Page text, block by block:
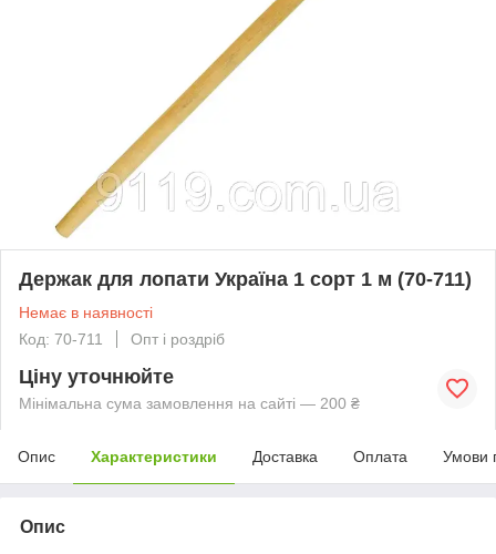
Держак для лопати Україна 1 сорт 1 м (70-711)
Немає в наявності
Код: 70-711
Опт і роздріб
Ціну уточнюйте
Мінімальна сума замовлення на сайті — 200 ₴
Опис Характеристики Доставка Оплата Умови
Опис